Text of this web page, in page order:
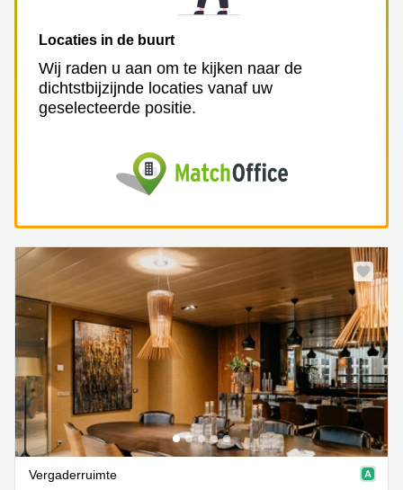
Locaties in de buurt
Wij raden u aan om te kijken naar de
dichtstbijzijnde locaties vanaf uw
geselecteerde positie.
Vergaderruimte